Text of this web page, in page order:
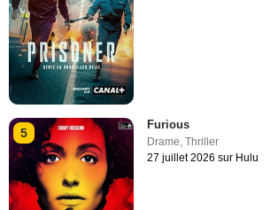
5
Furious
Drame ,Thriller
27 juillet 2026 sur Hulu